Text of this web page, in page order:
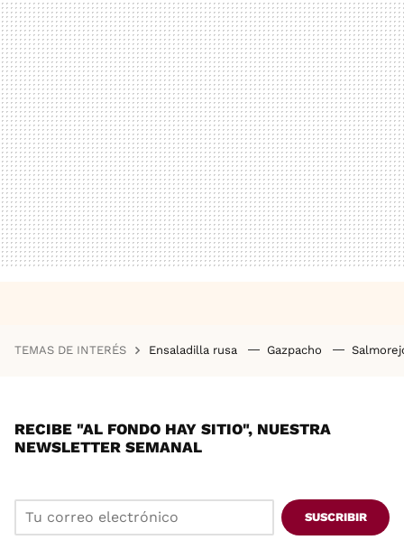
TEMAS DE INTERÉS Ensaladilla rusa Gazpacho
RECIBE "AL FONDO HAY SITIO", NUESTRA
NEWSLETTER SEMANAL
SUSCRIBIR